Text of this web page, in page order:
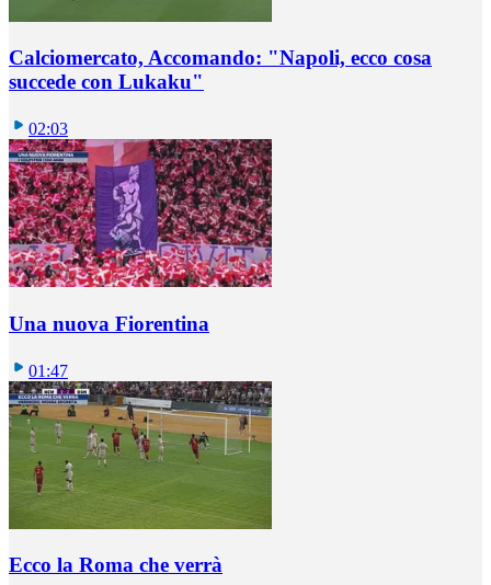
Calciomercato, Accomando: "Napoli, ecco cosa
succede con Lukaku"
02:03
Una nuova Fiorentina
01:47
Ecco la Roma che verrà